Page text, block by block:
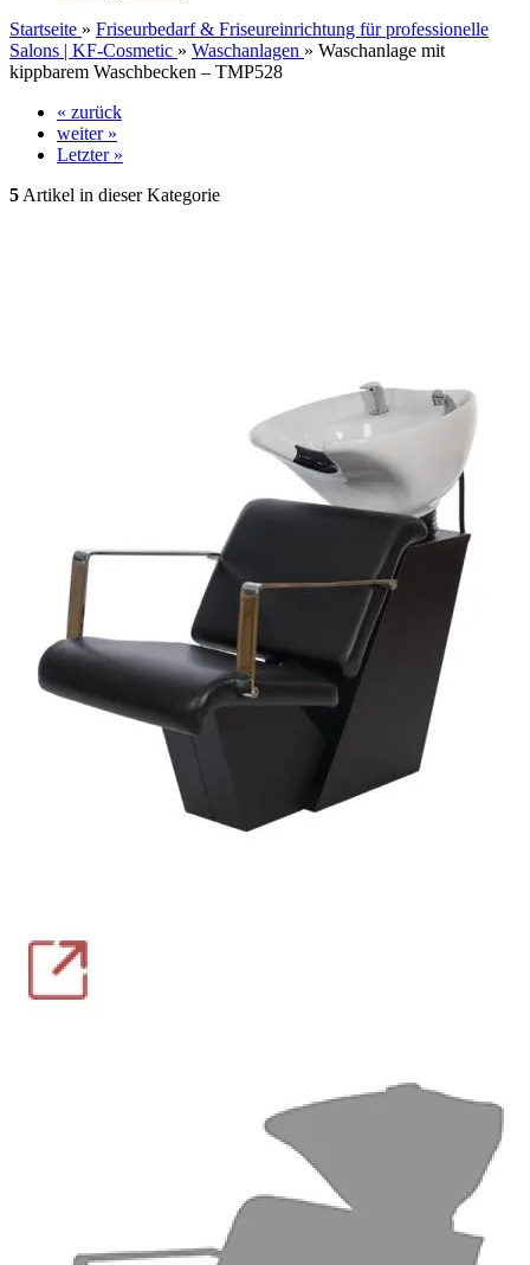
Startseite » Friseurbedarf & Friseureinrichtung für professionelle
Salons | KF-Cosmetic » Waschanlagen » Waschanlage mit
kippbarem Waschbecken – TMP528
« zurück
weiter »
Letzter »
5 Artikel in dieser Kategorie